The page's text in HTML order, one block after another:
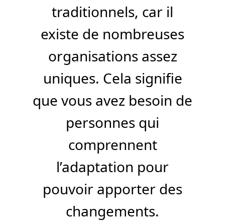
traditionnels, car il
existe de nombreuses
organisations assez
uniques. Cela signifie
que vous avez besoin de
personnes qui
comprennent
l’adaptation pour
pouvoir apporter des
changements.